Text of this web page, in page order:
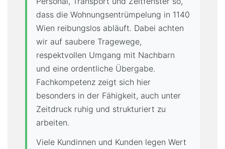
dass die Wohnungsentrümpelung in 1140
Wien reibungslos abläuft. Dabei achten
wir auf saubere Tragewege,
respektvollen Umgang mit Nachbarn
und eine ordentliche Übergabe.
Fachkompetenz zeigt sich hier
besonders in der Fähigkeit, auch unter
Zeitdruck ruhig und strukturiert zu
arbeiten.
Viele Kundinnen und Kunden legen Wert